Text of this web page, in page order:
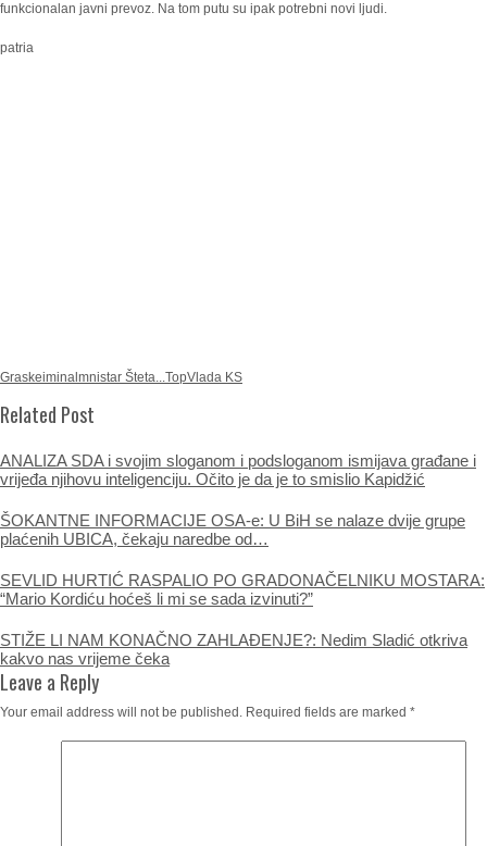
funkcionalan javni prevoz. Na tom putu su ipak potrebni novi ljudi.
patria
Graskeiminal mnistar Šteta...TopVlada KS
Related Post
ANALIZA SDA i svojim sloganom i podsloganom ismijava građane i
vrijeđa njihovu inteligenciju. Očito je da je to smislio Kapidžić
ŠOKANTNE INFORMACIJE OSA-e: U BiH se nalaze dvije grupe
plaćenih UBICA, čekaju naredbe od…
SEVLID HURTIĆ RASPALIO PO GRADONAČELNIKU MOSTARA:
“Mario Kordiću hoćeš li mi se sada izvinuti?”
STIŽE LI NAM KONAČNO ZAHLAĐENJE?: Nedim Sladić otkriva
kakvo nas vrijeme čeka
Leave a Reply
Your email address will not be published. Required fields are marked *